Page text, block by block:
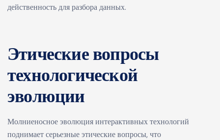
действенность для разбора данных.
Этические вопросы
технологической
эволюции
Молниеносное эволюция интерактивных технологий
поднимает серьезные этические вопросы, что